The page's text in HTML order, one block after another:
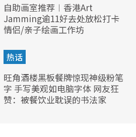
自助画室推荐︱香港Art
Jamming逾11好去处放松打卡
情侣/亲子绘画工作坊
热话
旺角酒楼黑板餐牌惊现神级粉笔
字 手写美观如电脑字体 网友狂
赞：被餐饮业耽误的书法家